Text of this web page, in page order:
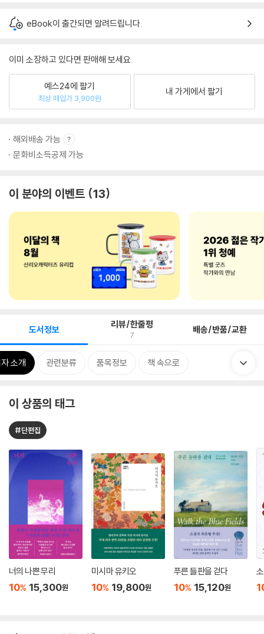
eBook이 출간되면 알려드립니다.
이미 소장하고 있다면 판매해 보세요.
예스24에 팔기
최상 매입가 3,900원
내 가게에서 팔기
해외배송 가능
문화비소득공제 가능
이 분야의 이벤트 13
도서정보 리뷰/한줄평
7 배송/반품/교환
소개 관련분류 품목정보 책 속으로
이 상품의 태그
#단편집
너의 나쁜 무리
10% 15,300원
미시마 유키오
10% 19,800원
푸른 들판을 걷다
10% 15,120원